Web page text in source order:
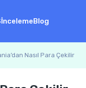
İncelemeBlog
Nasıl Para Çekilir